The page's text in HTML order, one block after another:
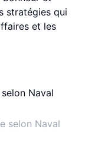
stratégies qui
et les
selon Naval